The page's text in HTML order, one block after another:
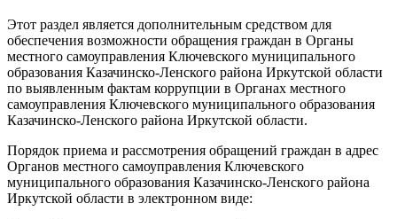
Этот раздел является дополнительным средством для
обеспечения возможности обращения граждан в Органы
местного самоуправления Ключевского муниципального
образования Казачинско-Ленского района Иркутской области
по выявленным фактам коррупции в Органах местного
самоуправления Ключевского муниципального образования
Казачинско-Ленского района Иркутской области.
Порядок приема и рассмотрения обращений граждан в адрес
Органов местного самоуправления Ключевского
муниципального образования Казачинско-Ленского района
Иркутской области в электронном виде: